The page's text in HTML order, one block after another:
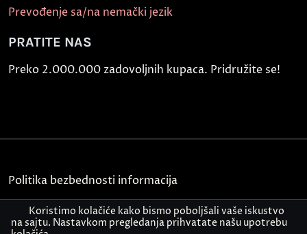
Prevođenje sa/na nemački jezik
PRATITE NAS
Preko 2.000.000 zadovoljnih kupaca. Pridružite se!
Politika bezbednosti informacija
Kontakt
Koristimo kolačiće kako bismo poboljšali vaše iskustvo
na sajtu. Nastavkom pregledanja prihvatate našu upotrebu